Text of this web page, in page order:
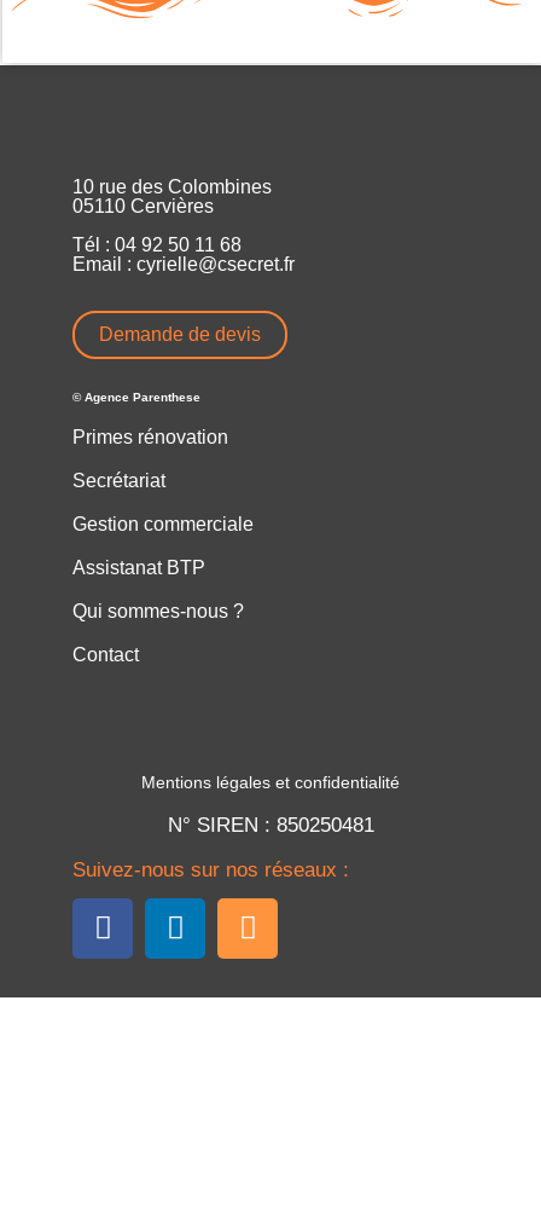
10 rue des Colombines
05110 Cervières
Tél : 04 92 50 11 68
Email : cyrielle@csecret.fr
Demande de devis
© Agence Parenthese
Primes rénovation
Secrétariat
Gestion commerciale
Assistanat BTP
Qui sommes-nous ?
Contact
Mentions légales et confidentialité
N° SIREN : 850250481
Suivez-nous sur nos réseaux :